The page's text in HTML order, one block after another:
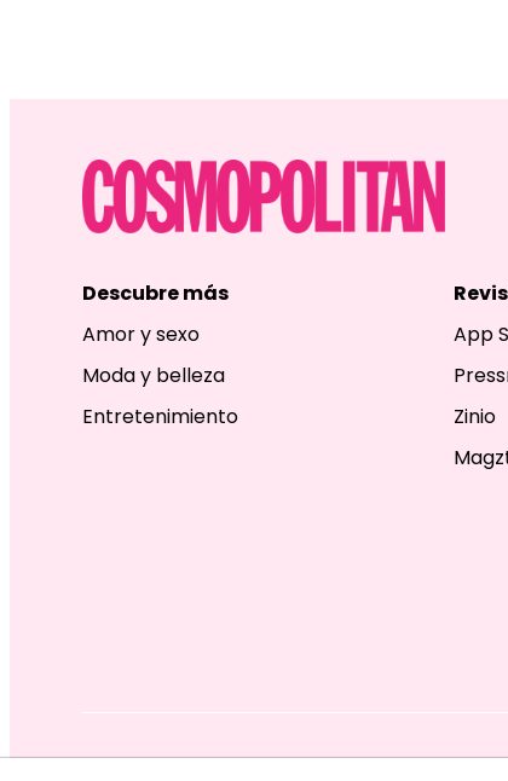
Descubre más
Amor y sexo
Moda y belleza
Entretenimiento
App
Zinio
EDITORIAL TELEVISA S.A. DE C.V. TODOS LOS